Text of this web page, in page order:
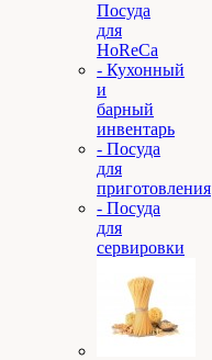
Посуда
для
HoReCa
- Кухонный
и
барный
инвентарь
- Посуда
для
приготовления
- Посуда
для
сервировки